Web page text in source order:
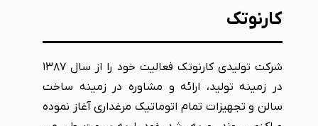
کارنوتک
شرکت تولیدی کارنوتک فعالیت خود را از سال ۱۳۸۷
در زمینه تولید، ارائه و مشاوره در زمینه ساخت
سالن و تجهیزات تمام اتوماتیک مرغداری آغاز نموده